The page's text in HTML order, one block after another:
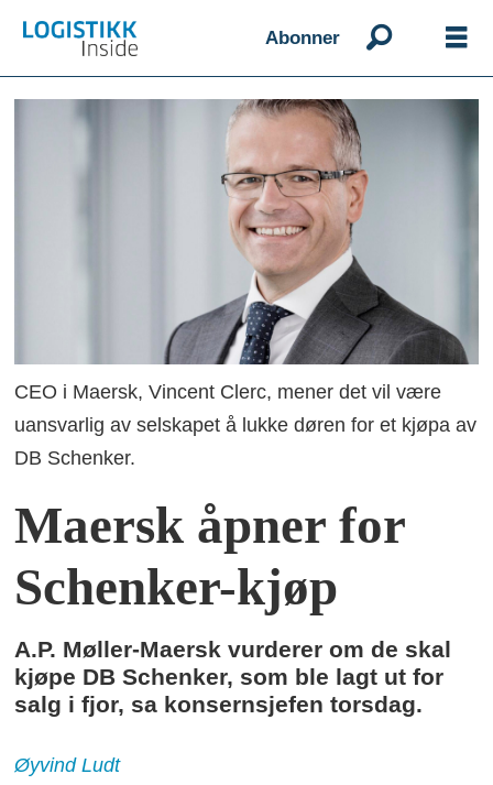
Abonner
CEO i Maersk, Vincent Clerc, mener det vil være
uansvarlig av selskapet å lukke døren for et kjøpa av
DB Schenker.
Maersk åpner for
Schenker-kjøp
A.P. Møller-Maersk vurderer om de skal
kjøpe DB Schenker, som ble lagt ut for
salg i fjor, sa konsernsjefen torsdag.
Øyvind Ludt